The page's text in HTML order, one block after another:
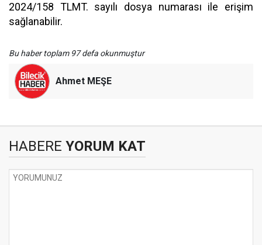
2024/158 TLMT. sayılı dosya numarası ile erişim
sağlanabilir.
Bu haber toplam 97 defa okunmuştur
Ahmet MEŞE
HABERE YORUM KAT